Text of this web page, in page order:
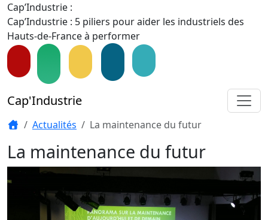
Cap’Industrie :
Cap’Industrie : 5 piliers pour aider les industriels des
Hauts-de-France à performer
Cap'Industrie
Actualités La maintenance du futur
La maintenance du futur